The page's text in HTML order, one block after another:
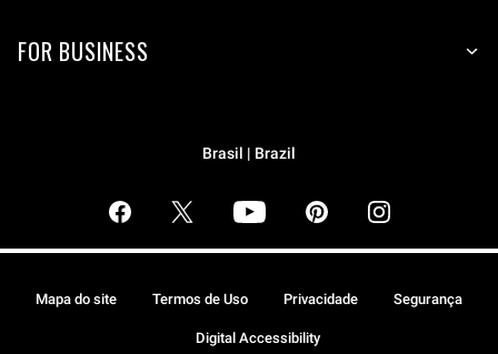
FOR BUSINESS
Brasil | Brazil
Mapa do site Termos de Uso Privacidade Segurança
Digital Accessibility